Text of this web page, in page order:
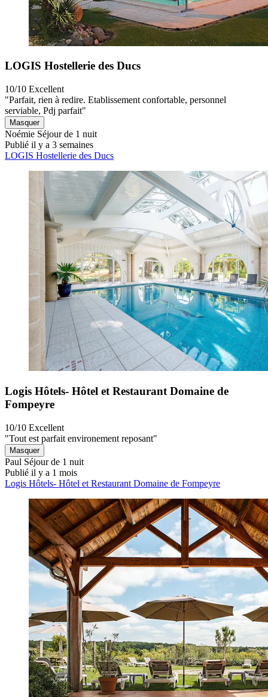
LOGIS Hostellerie des Ducs
10/10 Excellent
"Parfait, rien à redire. Etablissement confortable, personnel
serviable, Pdj parfait"
Masquer
Noémie Séjour de 1 nuit
Publié il y a 3 semaines
LOGIS Hostellerie des Ducs
Logis Hôtels- Hôtel et Restaurant Domaine de
Fompeyre
10/10 Excellent
"Tout est parfait environement reposant"
Masquer
Paul Séjour de 1 nuit
Publié il y a 1 mois
Logis Hôtels- Hôtel et Restaurant Domaine de Fompeyre